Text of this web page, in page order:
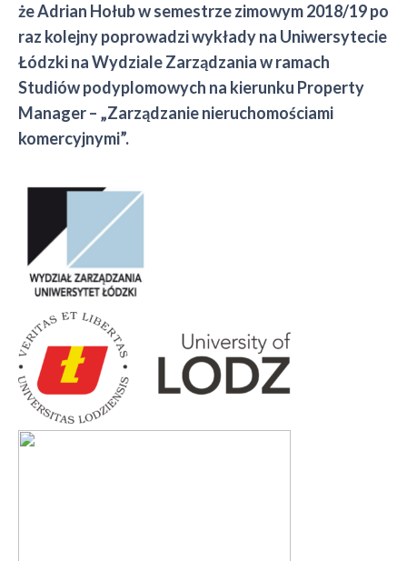
że Adrian Hołub w semestrze zimowym 2018/19 po
raz kolejny poprowadzi wykłady na Uniwersytecie
Łódzki na Wydziale Zarządzania w ramach
Studiów podyplomowych na kierunku Property
Manager – „Zarządzanie nieruchomościami
komercyjnymi”.